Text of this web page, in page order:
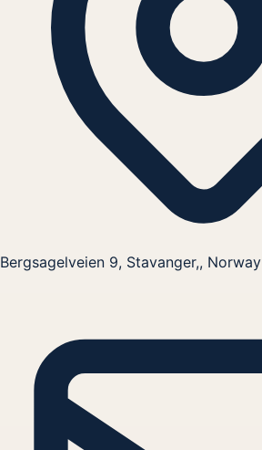
Bergsagelveien 9, Stavanger,, Norway